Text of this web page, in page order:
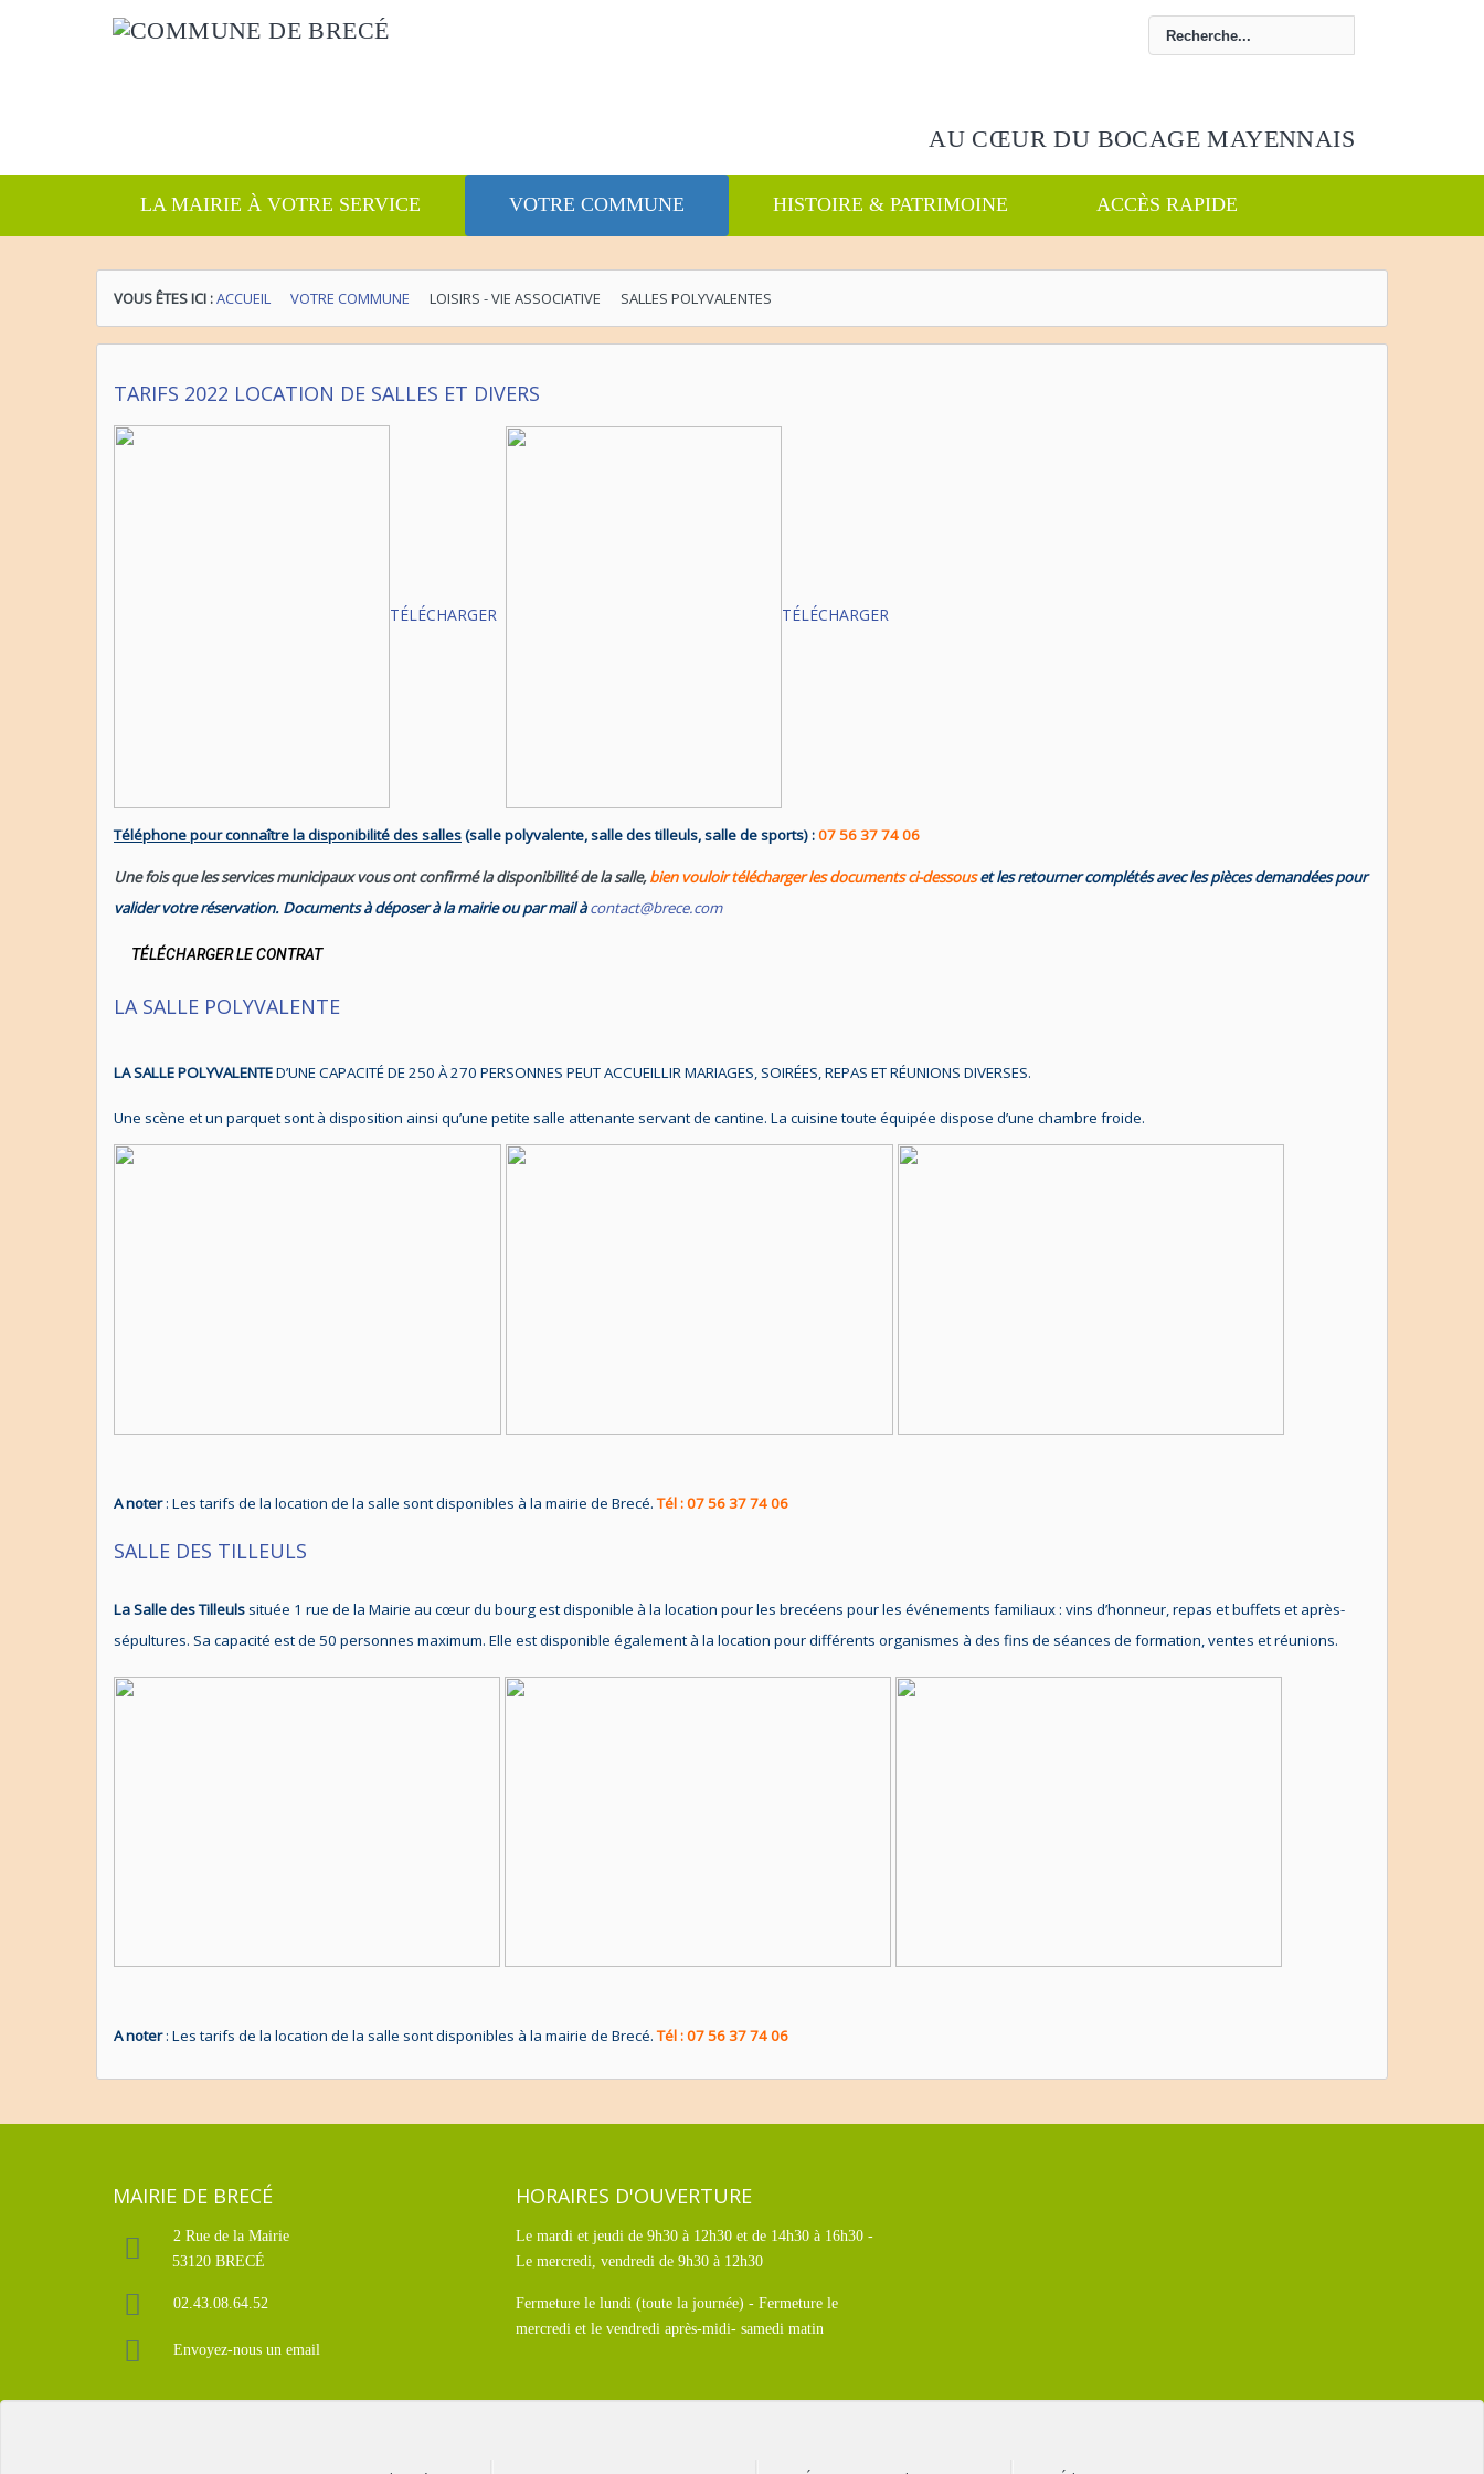
AU CŒUR DU BOCAGE MAYENNAIS
LA MAIRIE À VOTRE SERVICE VOTRE COMMUNE HISTOIRE & PATRIMOINE ACCÈS RAPIDE
VOUS ÊTES ICI :ACCUEIL VOTRE COMMUNE LOISIRS - VIE ASSOCIATIVE SALLES POLYVALENTES
TARIFS 2022 LOCATION DE SALLES ET DIVERS
TÉLÉCHARGER TÉLÉCHARGER
Téléphone pour connaître la disponibilité des salles(salle polyvalente, salle des tilleuls, salle de sports) :07 56 37 74 06
Une fois que les services municipaux vous ont confirmé la disponibilité de la salle,bien vouloir télécharger les documents ci-dessous et les retourner complétés avec les pièces demandées pour
valider votre réservation. Documents à déposer à la mairie ou par mail àcontact@brece.com
TÉLÉCHARGER LE CONTRAT
LA SALLE POLYVALENTE
LA SALLE POLYVALENTED’UNE CAPACITÉ DE 250 À 270 PERSONNES PEUT ACCUEILLIR MARIAGES, SOIRÉES, REPAS ET RÉUNIONS DIVERSES.
Une scène et un parquet sont à disposition ainsi qu’une petite salle attenante servant de cantine. La cuisine toute équipée dispose d’une chambre froide.
A noter: Les tarifs de la location de la salle sont disponibles à la mairie de Brecé.Tél : 07 56 37 74 06
SALLE DES TILLEULS
La Salle des Tilleuls située 1 rue de la Mairie au cœur du bourg est disponible à la location pour les brecéens pour les événements familiaux : vins d’honneur, repas et buffets et après-
sépultures. Sa capacité est de 50 personnes maximum. Elle est disponible également à la location pour différents organismes à des fins de séances de formation, ventes et réunions.
A noter: Les tarifs de la location de la salle sont disponibles à la mairie de Brecé.Tél : 07 56 37 74 06
MAIRIE DE BRECÉ
2 Rue de la Mairie
53120 BRECÉ
02.43.08.64.52
Envoyez-nous un email
HORAIRES D'OUVERTURE
Le mardi et jeudi de 9h30 à 12h30 et de 14h30 à 16h30 -
Le mercredi, vendredi de 9h30 à 12h30
Fermeture le lundi (toute la journée) - Fermeture le
mercredi et le vendredi après-midi- samedi matin